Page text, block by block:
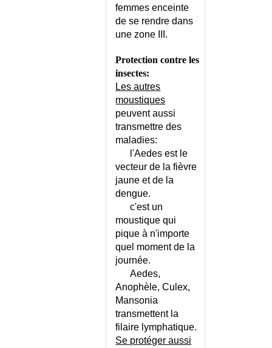
femmes enceinte
de se rendre dans
une zone III.
Protection contre les
insectes:
Les autres
moustiques
peuvent aussi
transmettre des
maladies:
l'Aedes est le
vecteur de la fièvre
jaune et de la
dengue.
c'est un
moustique qui
pique à n'importe
quel moment de la
journée.
Aedes,
Anophèle, Culex,
Mansonia
transmettent la
filaire lymphatique.
Se protéger aussi